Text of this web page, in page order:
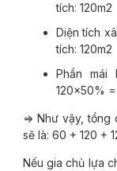
tích: 120m2
Diện tích
tích: 120m2
Phần mái
120×50%
=> Như vậy,
sẽ là: 60 + 120 +
Nếu gia chủ lựa